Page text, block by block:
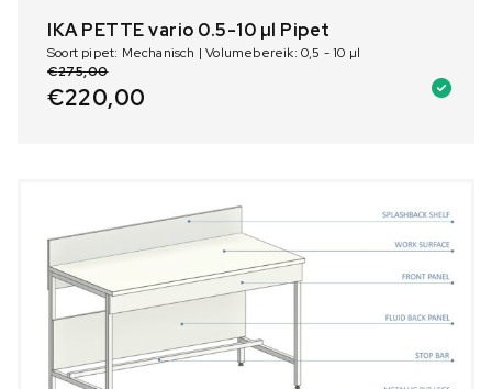
IKA PETTE vario 0.5-10 µl Pipet
Soort pipet: Mechanisch | Volumebereik: 0,5 - 10 µl
€275,00
€220,00